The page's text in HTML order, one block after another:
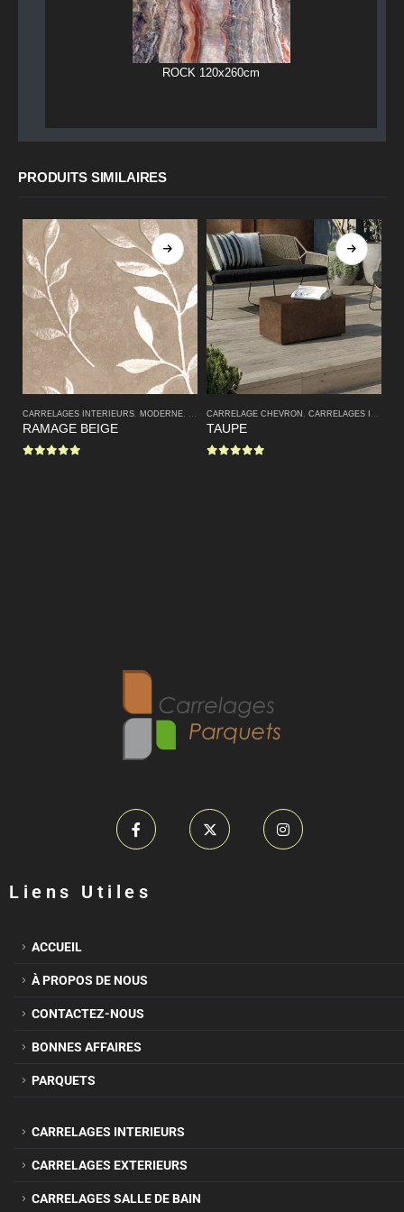
ROCK 120x260cm
PRODUITS SIMILAIRES
CARRELAGES INTERIEURS, MODERNE, TRES GRANDS FORMATS
RAMAGE BEIGE
CARRELAGE CHEVRON , CARRELAGES INTERIEURS
TAUPE
Liens Utiles
ACCUEIL
À PROPOS DE NOUS
CONTACTEZ-NOUS
BONNES AFFAIRES
PARQUETS
CARRELAGES INTERIEURS
CARRELAGES EXTERIEURS
CARRELAGES SALLE DE BAIN